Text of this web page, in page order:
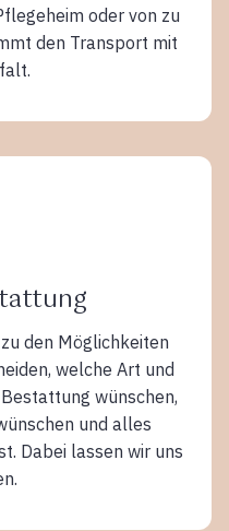
oder von zu
den Transport mit
den Möglichkeiten
welche Art und
wünschen,
und alles
Dabei lassen wir uns